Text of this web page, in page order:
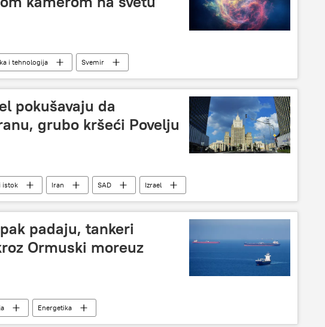
i tehnologija Svemir
pokušavaju da
grubo kršeći Povelju
istok Iran SAD Izrael
padaju, tankeri
Ormuski moreuz
Energetika